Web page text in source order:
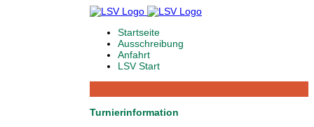
Startseite
Ausschreibung
Anfahrt
LSV Start
Turnierinformation